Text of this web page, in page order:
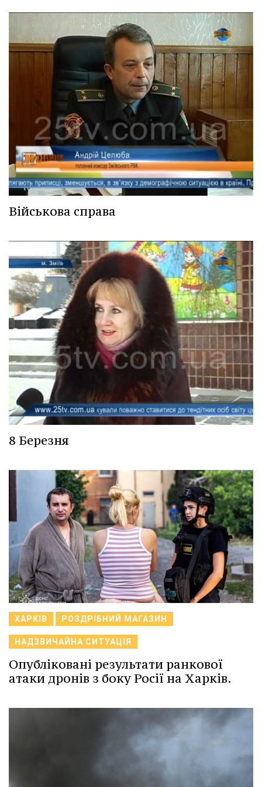
Військова справа
8 Березня
ХАРКІВ РОЗДРІБНИЙ МАГАЗИН
НАДЗВИЧАЙНА СИТУАЦІЯ
Опубліковані результати ранкової
атаки дронів з боку Росії на Харків.